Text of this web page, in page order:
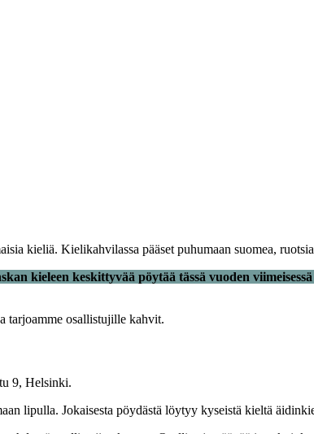
kieliä. Kielikahvilassa pääset puhumaan suomea,
kieleen keskittyvää pöytää tässä vuoden
tarjoamme osallistujille kahvit.
9, Helsinki.
lipulla. Jokaisesta pöydästä löytyy kyseistä kieltä